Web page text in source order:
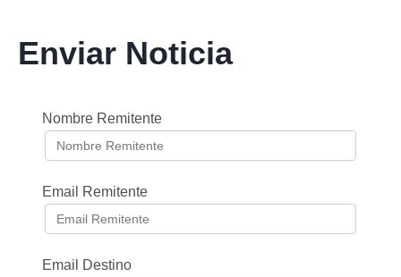
Enviar Noticia
Nombre Remitente
Email Remitente
Email Destino